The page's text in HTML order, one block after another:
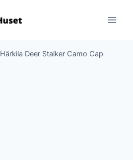
Härkila Deer Stalker Camo Cap